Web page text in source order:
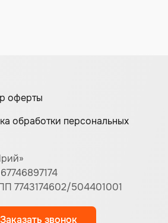
оферты
обработки персональных
7743174602/504401001
Заказать звонок